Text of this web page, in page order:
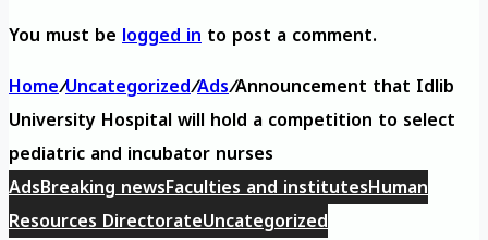
You must belogged into post a comment.
Home/Uncategorized/Ads/Announcement that Idlib
University Hospital will hold a competition to select
pediatric and incubator nurses
AdsBreaking newsFaculties and institutesHuman
Resources DirectorateUncategorized